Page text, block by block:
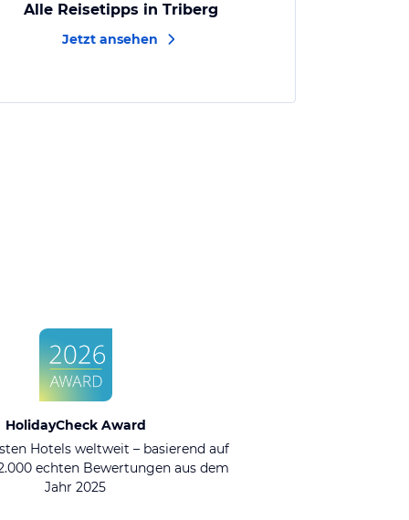
Alle Reisetipps in Triberg
Jetzt ansehen
HolidayCheck Award
Hotels weltweit – basierend auf
echten Bewertungen aus dem
Jahr 2025